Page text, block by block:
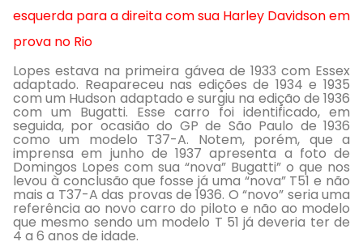
esquerda para a direita com sua Harley Davidson em
prova no Rio
Lopes estava na primeira gávea de 1933 com Essex
adaptado. Reapareceu nas edições de 1934 e 1935
com um Hudson adaptado e surgiu na edição de 1936
com um Bugatti. Esse carro foi identificado, em
seguida, por ocasião do GP de São Paulo de 1936
como um modelo T37-A. Notem, porém, que a
imprensa em junho de 1937 apresenta a foto de
Domingos Lopes com sua “nova” Bugatti” o que nos
levou à conclusão que fosse já uma “nova” T51 e não
mais a T37-A das provas de 1936. O “novo” seria uma
referência ao novo carro do piloto e não ao modelo
que mesmo sendo um modelo T 51 já deveria ter de
4 a 6 anos de idade.